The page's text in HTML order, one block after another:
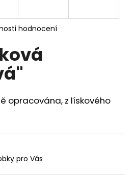
hodnocení
opracována, z lískového
pro Vás